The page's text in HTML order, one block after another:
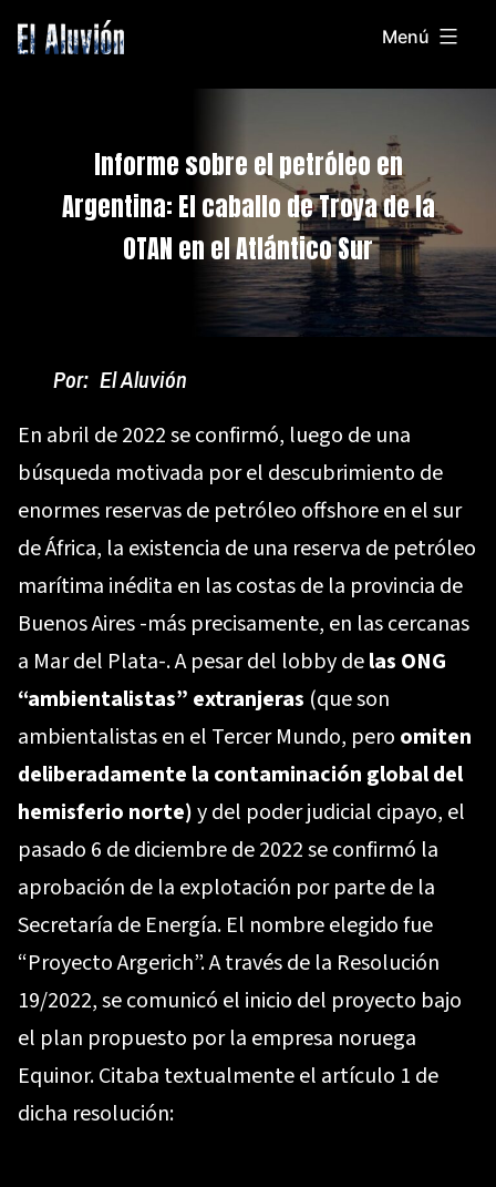
Saltar
El
Menú
Informe sobre el petróleo en
Argentina: El caballo de Troya de la
OTAN en el Atlántico Sur
Por: El Aluvión
En abril de 2022 se confirmó, luego de una
búsqueda motivada por el descubrimiento de
enormes reservas de petróleo offshore en el sur
de África, la existencia de una reserva de petróleo
marítima inédita en las costas de la provincia de
Buenos Aires -más precisamente, en las cercanas
a Mar del Plata-. A pesar del lobby delas ONG
“ambientalistas” extranjeras (que son
ambientalistas en el Tercer Mundo, pero omiten
deliberadamente la contaminación global del
hemisferio norte)y del poder judicial cipayo, el
pasado 6 de diciembre de 2022 se confirmó la
aprobación de la explotación por parte de la
Secretaría de Energía. El nombre elegido fue
“Proyecto Argerich”. A través de la Resolución
19/2022, se comunicó el inicio del proyecto bajo
el plan propuesto por la empresa noruega
Equinor. Citaba textualmente el artículo 1 de
dicha resolución: